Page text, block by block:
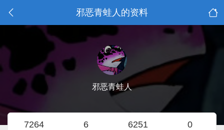
邪恶青蛙人的资料
邪恶青蛙人
7264 6 6251 0